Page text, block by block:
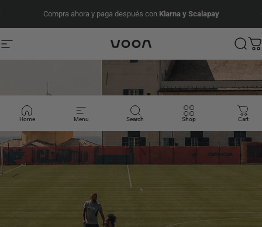
PRESEASON SALE - 20%
Compra ahora y paga después con Klarna y Scalapay
Navegación Voon Sports
Home Menu Search Shop Cart